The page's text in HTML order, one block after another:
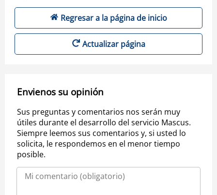
Regresar a la página de inicio
Actualizar página
Envienos su opinión
Sus preguntas y comentarios nos serán muy
útiles durante el desarrollo del servicio Mascus.
Siempre leemos sus comentarios y, si usted lo
solicita, le respondemos en el menor tiempo
posible.